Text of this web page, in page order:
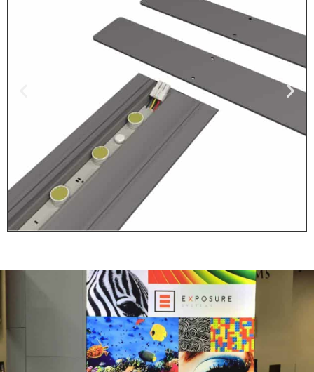
Voeten
Alleen voor de vrijstaande
(dubbelzijdige) frames